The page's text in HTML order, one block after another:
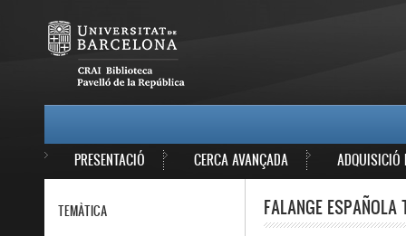
PRESENTACIÓ CERCA AVANÇADA ADQUISICIÓ
FALANGE
TEMÀTICA